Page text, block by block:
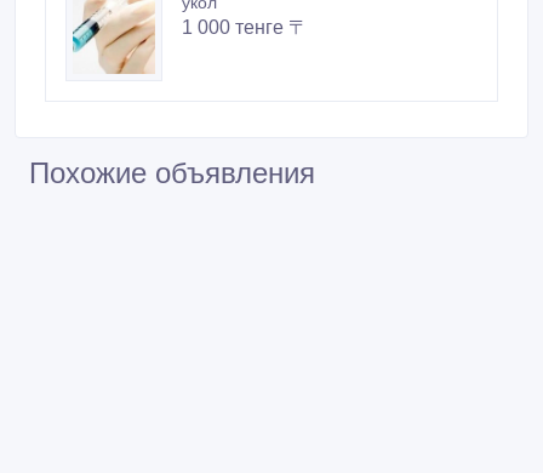
1 000 тенге 〒
Похожие объявления